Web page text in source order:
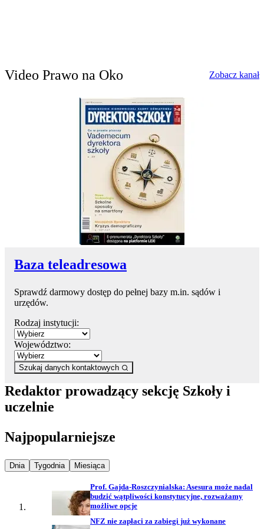
Video Prawo na Oko Zobacz kanał
Baza teleadresowa
Sprawdź darmowy dostęp do pełnej bazy m.in. sądów i
urzędów.
Rodzaj instytucji:
Województwo:
Szukaj danych kontaktowych
Redaktor prowadzący sekcję Szkoły i
uczelnie
Najpopularniejsze
Najpopularniejsze wiadomości z
Dnia Najpopularniejsze wiadomości z
Tygodnia Najpopularniejsze wiadomości z
Miesiąca
Prof. Gajda-Roszczynialska: Asesura może nadal
budzić wątpliwości konstytucyjne, rozważamy
możliwe opcje
NFZ nie zapłaci za zabiegi już wykonane